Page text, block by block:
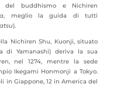
del buddhismo e Nichiren
, meglio la guida di tutti
).
Nichiren Shu, Kuonji, situato
di Yamanashi) deriva la sua
nel 1274, mentre la sede
Ikegami Honmonji a Tokyo.
in Giappone, 12 in America del